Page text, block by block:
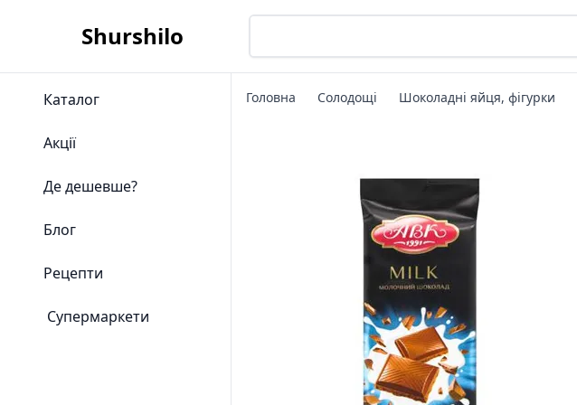
Shurshilo
Каталог
Акції
Де дешевше?
Блог
Рецепти
Супермаркети
Головна Солодощі Шоколадні яйця, фігурки